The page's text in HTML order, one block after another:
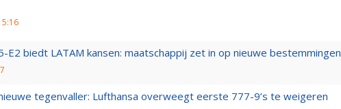
E2 biedt LATAM kansen: maatschappij zet in op nieuwe bestemmingen
tegenvaller: Lufthansa overweegt eerste 777-9’s te weigeren